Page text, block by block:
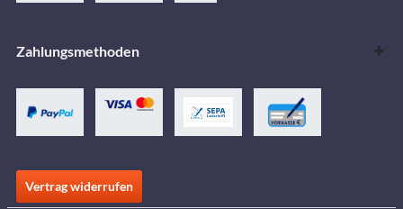
Zahlungsmethoden
Vertrag widerrufen